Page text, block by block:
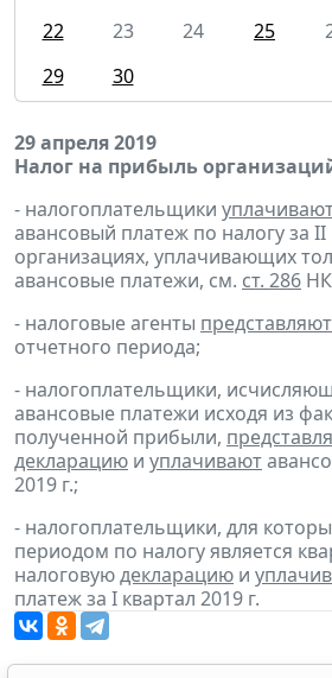
22
23 24 25
29
30
29 апреля 2019
Налог на прибыль
- налогоплательщики
авансовый платеж по налогу за II
организациях, уплачивающих
авансовые платежи, см. ст. 286
- налоговые агенты представляют
отчетного периода;
- налогоплательщики,
авансовые платежи исходя из
полученной прибыли,
декларацию и уплачивают
2019 г.;
- налогоплательщики, для
периодом по налогу является
налоговуюдекларацию и
платеж за I квартал 2019 г.